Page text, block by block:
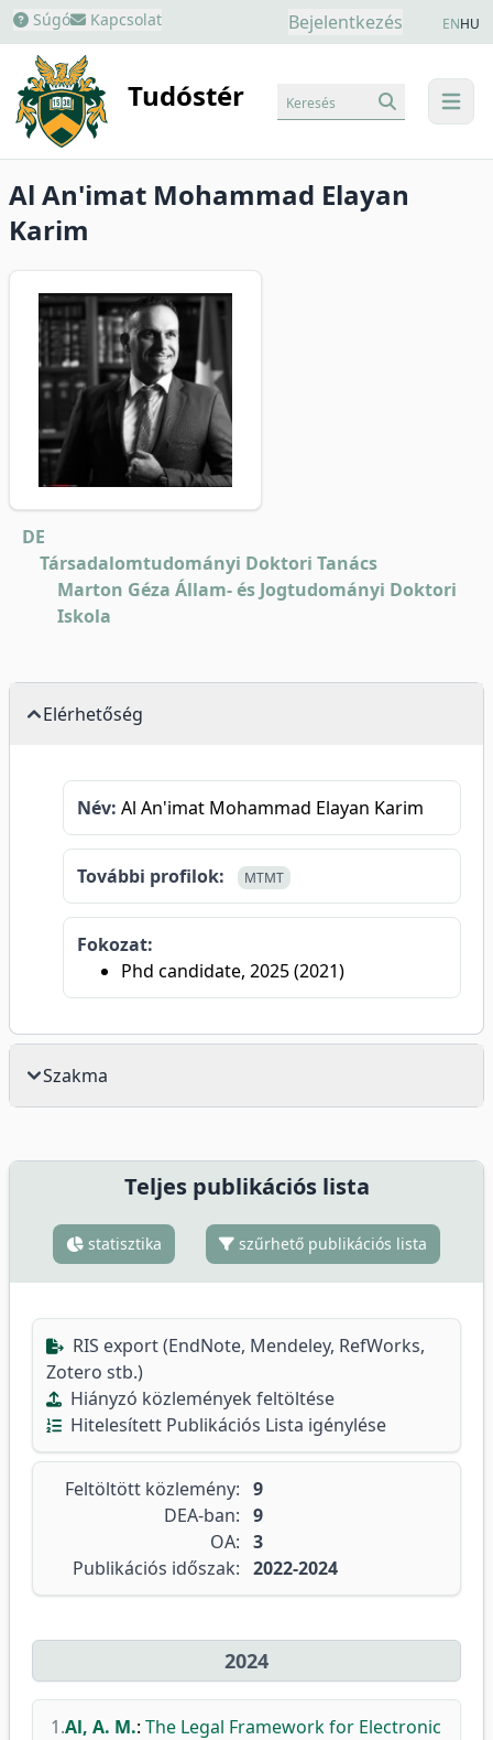
Súgó Kapcsolat Bejelentkezés ENHU
Tudóstér menu
Keresés
Al An'imat Mohammad Elayan
Karim
DE
Társadalomtudományi Doktori Tanács
Marton Géza Állam- és Jogtudományi Doktori
Iskola
Elérhetőség
Név: Al An'imat Mohammad Elayan Karim
További profilok: MTMT
Fokozat:
Phd candidate, 2025 (2021)
Szakma
Teljes publikációs lista
statisztika szűrhető publikációs lista
RIS export (EndNote, Mendeley, RefWorks,
Zotero stb.)
Hiányzó közlemények feltöltése
Hitelesített Publikációs Lista igénylése
Feltöltött közlemény: 9
DEA-ban: 9
OA: 3
Publikációs időszak: 2022-2024
2024
1.Al, A. M.: The Legal Framework for Electronic